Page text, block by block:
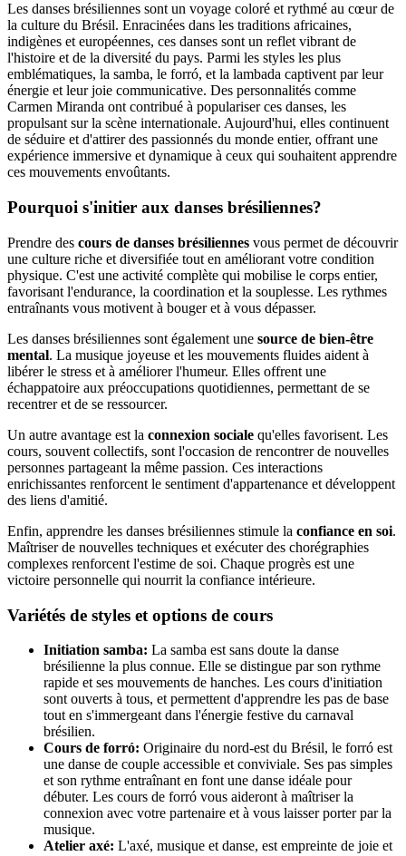
Les danses brésiliennes sont un voyage coloré et rythmé au cœur de
la culture du Brésil. Enracinées dans les traditions africaines,
indigènes et européennes, ces danses sont un reflet vibrant de
l'histoire et de la diversité du pays. Parmi les styles les plus
emblématiques, la samba, le forró, et la lambada captivent par leur
énergie et leur joie communicative. Des personnalités comme
Carmen Miranda ont contribué à populariser ces danses, les
propulsant sur la scène internationale. Aujourd'hui, elles continuent
de séduire et d'attirer des passionnés du monde entier, offrant une
expérience immersive et dynamique à ceux qui souhaitent apprendre
ces mouvements envoûtants.
Pourquoi s'initier aux danses brésiliennes?
Prendre des cours de danses brésiliennes vous permet de découvrir
une culture riche et diversifiée tout en améliorant votre condition
physique. C'est une activité complète qui mobilise le corps entier,
favorisant l'endurance, la coordination et la souplesse. Les rythmes
entraînants vous motivent à bouger et à vous dépasser.
Les danses brésiliennes sont également une source de bien-être
mental. La musique joyeuse et les mouvements fluides aident à
libérer le stress et à améliorer l'humeur. Elles offrent une
échappatoire aux préoccupations quotidiennes, permettant de se
recentrer et de se ressourcer.
Un autre avantage est la connexion sociale qu'elles favorisent. Les
cours, souvent collectifs, sont l'occasion de rencontrer de nouvelles
personnes partageant la même passion. Ces interactions
enrichissantes renforcent le sentiment d'appartenance et développent
des liens d'amitié.
Enfin, apprendre les danses brésiliennes stimule la confiance en soi.
Maîtriser de nouvelles techniques et exécuter des chorégraphies
complexes renforcent l'estime de soi. Chaque progrès est une
victoire personnelle qui nourrit la confiance intérieure.
Variétés de styles et options de cours
Initiation samba: La samba est sans doute la danse
brésilienne la plus connue. Elle se distingue par son rythme
rapide et ses mouvements de hanches. Les cours d'initiation
sont ouverts à tous, et permettent d'apprendre les pas de base
tout en s'immergeant dans l'énergie festive du carnaval
brésilien.
Cours de forró: Originaire du nord-est du Brésil, le forró est
une danse de couple accessible et conviviale. Ses pas simples
et son rythme entraînant en font une danse idéale pour
débuter. Les cours de forró vous aideront à maîtriser la
connexion avec votre partenaire et à vous laisser porter par la
musique.
Atelier axé: L'axé, musique et danse, est empreinte de joie et